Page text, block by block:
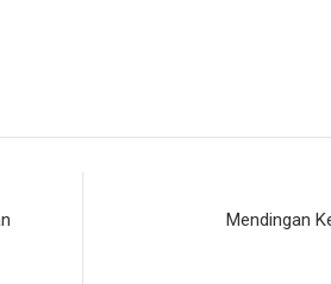
Mendingan